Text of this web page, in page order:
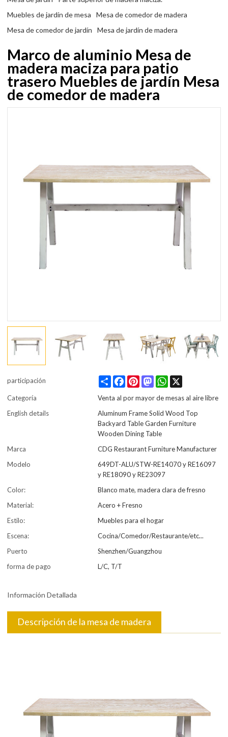
Muebles de jardín de mesa
Mesa de comedor de madera
Mesa de comedor de jardín
Mesa de jardín de madera
Marco de aluminio Mesa de
madera maciza para patio
trasero Muebles de jardín Mesa
de comedor de madera
participación Share FacebookPinterestMastodonWhatsApp
Categoría
Venta al por mayor de mesas al aire libre
English details
Aluminum Frame Solid Wood Top
Backyard Table Garden Furniture
Wooden Dining Table
Marca
CDG Restaurant Furniture Manufacturer
Modelo
649DT-ALU/STW-RE14070 y RE16097
y RE18090 y RE23097
Color:
Blanco mate, madera clara de fresno
Material:
Acero + Fresno
Estilo:
Muebles para el hogar
Escena:
Cocina/Comedor/Restaurante/etc...
Puerto
Shenzhen/Guangzhou
forma de pago
L/C, T/T
Información Detallada
Descripción de la mesa de madera